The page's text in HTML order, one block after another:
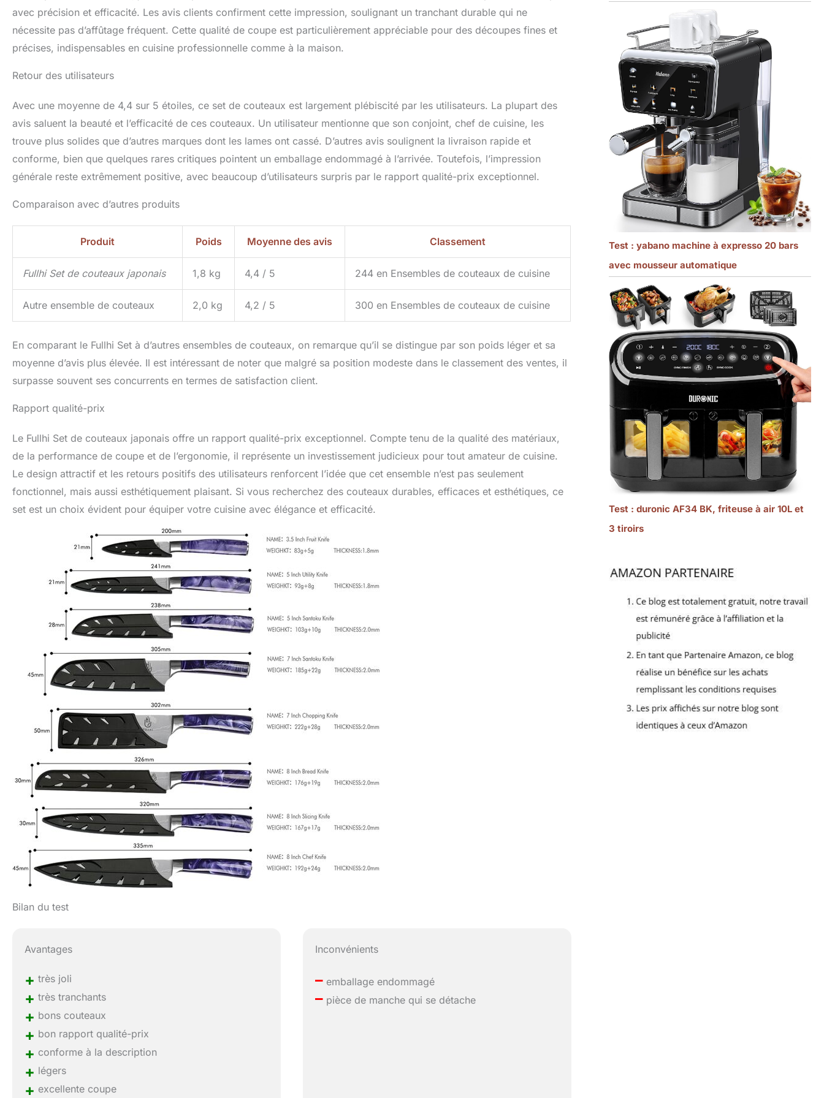
avec précision et efficacité. Les avis clients confirment cette impression, soulignant un tranchant durable qui ne
nécessite pas d’affûtage fréquent. Cette qualité de coupe est particulièrement appréciable pour des découpes fines et
précises, indispensables en cuisine professionnelle comme à la maison.
Retour des utilisateurs
Avec une moyenne de 4,4 sur 5 étoiles, ce set de couteaux est largement plébiscité par les utilisateurs. La plupart des
avis saluent la beauté et l’efficacité de ces couteaux. Un utilisateur mentionne que son conjoint, chef de cuisine, les
trouve plus solides que d’autres marques dont les lames ont cassé. D’autres avis soulignent la livraison rapide et
conforme, bien que quelques rares critiques pointent un emballage endommagé à l’arrivée. Toutefois, l’impression
générale reste extrêmement positive, avec beaucoup d’utilisateurs surpris par le rapport qualité-prix exceptionnel.
Comparaison avec d’autres produits
Produit Poids Moyenne des avis Classement
Fullhi Set de couteaux japonais 1,8 kg 4,4 / 5 244 en Ensembles de couteaux de cuisine
Autre ensemble de couteaux 2,0 kg 4,2 / 5 300 en Ensembles de couteaux de cuisine
En comparant le Fullhi Set à d’autres ensembles de couteaux, on remarque qu’il se distingue par son poids léger et sa
moyenne d’avis plus élevée. Il est intéressant de noter que malgré sa position modeste dans le classement des ventes, il
surpasse souvent ses concurrents en termes de satisfaction client.
Rapport qualité-prix
Le Fullhi Set de couteaux japonais offre un rapport qualité-prix exceptionnel. Compte tenu de la qualité des matériaux,
de la performance de coupe et de l’ergonomie, il représente un investissement judicieux pour tout amateur de cuisine.
Le design attractif et les retours positifs des utilisateurs renforcent l’idée que cet ensemble n’est pas seulement
fonctionnel, mais aussi esthétiquement plaisant. Si vous recherchez des couteaux durables, efficaces et esthétiques, ce
set est un choix évident pour équiper votre cuisine avec élégance et efficacité.
Bilan du test
Avantages
+ très joli
+ très tranchants
+ bons couteaux
+ bon rapport qualité-prix
+ conforme à la description
+ légers
+ excellente coupe
Inconvénients
– emballage endommagé
– pièce de manche qui se détache
Test : yabano machine à expresso 20 bars
avec mousseur automatique
Test : duronic AF34 BK, friteuse à air 10L et
3 tiroirs